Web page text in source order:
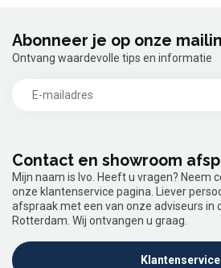
Contact en showroom
Mijn naam is Ivo. Heeft u vragen? Neem
onze klantenservice pagina. Liever
afspraak met een van onze adviseurs in
Rotterdam. Wij ontvangen u graag.
Klantenservice
Abonneer je op onze
Ontvang waardevolle tips en informatie